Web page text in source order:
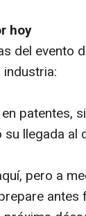
hoy
del evento
patentes,
llegada al
pero a